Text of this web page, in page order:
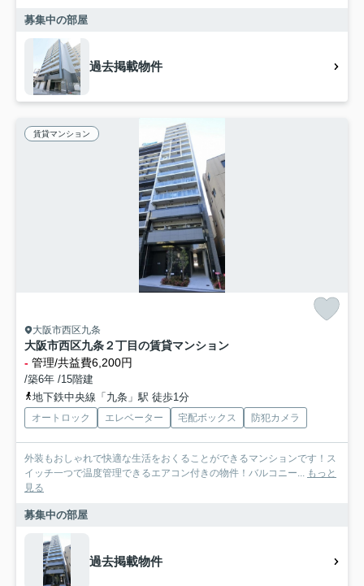
募集中の部屋
過去掲載物件
賃貸マンション
大阪市西区九条
大阪市西区九条２丁目の賃貸マンション
- 管理/共益費6,200円
/築6年 /15階建
地下鉄中央線「九条」駅 徒歩1分
オートロック エレベーター 宅配ボックス 防犯カメラ
外装もおしゃれで快適な生活をおくることができるマンションです！ス
イッチ一つで温度管理できるエアコン付きの物件！バルコニー... もっと
見る
募集中の部屋
過去掲載物件